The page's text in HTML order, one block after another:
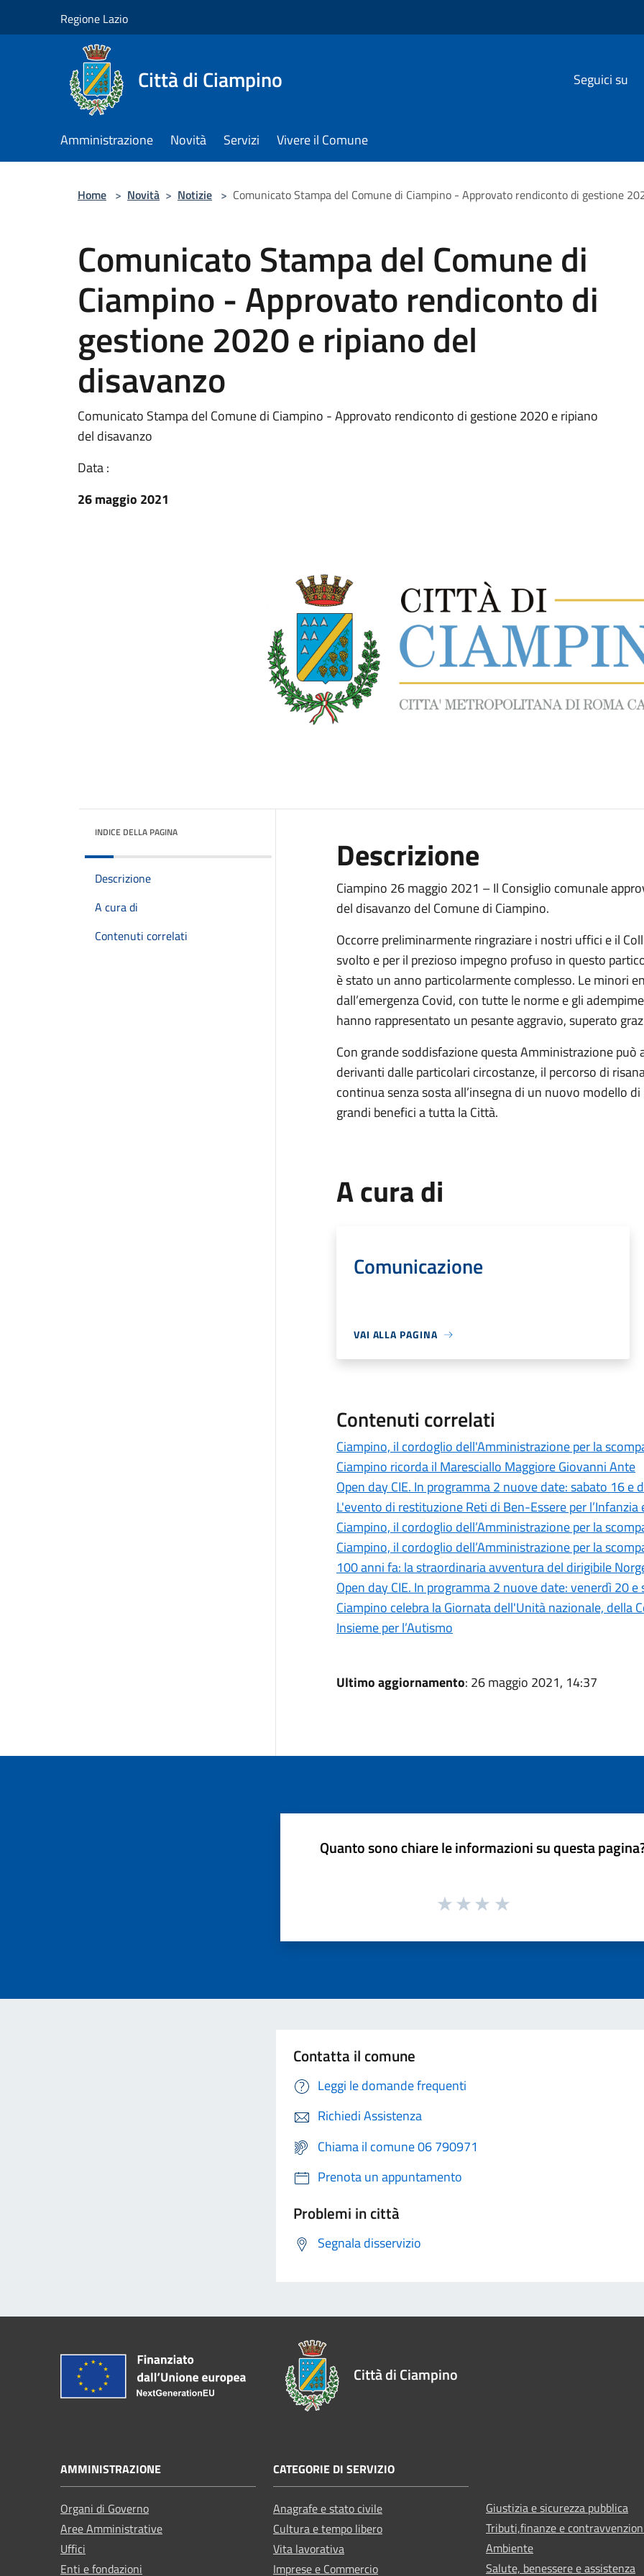
Regione Lazio
Città di Ciampino Seguici su
Amministrazione Novità Servizi Vivere il Comune
Home > Novità > Notizie > Comunicato Stampa del Comune di Ciampino - Approvato rendiconto di gestione
Comunicato Stampa del Comune di
Ciampino - Approvato rendiconto di
gestione 2020 e ripiano del
disavanzo
Comunicato Stampa del Comune di Ciampino - Approvato rendiconto di gestione 2020 e ripiano
del disavanzo
Data :
26 maggio 2021
INDICE DELLA PAGINA
Descrizione
A cura di
Contenuti correlati
Descrizione
Ciampino 26 maggio 2021 – Il Consiglio comunale
del disavanzo del Comune di Ciampino.
Occorre preliminarmente ringraziare i nostri uffici e il
svolto e per il prezioso impegno profuso in questo
è stato un anno particolarmente complesso. Le minori
dall’emergenza Covid, con tutte le norme e gli
hanno rappresentato un pesante aggravio, superato
Con grande soddisfazione questa Amministrazione
derivanti dalle particolari circostanze, il percorso di
continua senza sosta all’insegna di un nuovo modello
grandi benefici a tutta la Città.
A cura di
Comunicazione
VAI ALLA PAGINA
Contenuti correlati
Ciampino, il cordoglio dell'Amministrazione per la
Ciampino ricorda il Maresciallo Maggiore Giovanni Ante
Open day CIE. In programma 2 nuove date: sabato 16 e
L'evento di restituzione Reti di Ben-Essere per l’Infanzia
Ciampino, il cordoglio dell’Amministrazione per la
Ciampino, il cordoglio dell’Amministrazione per la
100 anni fa: la straordinaria avventura del dirigibile
Open day CIE. In programma 2 nuove date: venerdì 20
Ciampino celebra la Giornata dell'Unità nazionale, della
Insieme per l’Autismo
Ultimo aggiornamento: 26 maggio 2021, 14:37
Quanto sono chiare le informazioni su questa
Contatta il comune
Leggi le domande frequenti
Richiedi Assistenza
Chiama il comune 06 790971
Prenota un appuntamento
Problemi in città
Segnala disservizio
Città di Ciampino
AMMINISTRAZIONE
Organi di Governo
Aree Amministrative
Uffici
Enti e fondazioni
CATEGORIE DI SERVIZIO
Anagrafe e stato civile
Cultura e tempo libero
Vita lavorativa
Imprese e Commercio
Giustizia e sicurezza pubblica
Tributi,finanze e
Ambiente
Salute, benessere e assistenza